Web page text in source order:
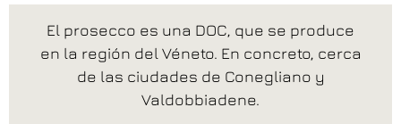
El prosecco es una DOC, que se produce
en la región del Véneto. En concreto, cerca
de las ciudades de Conegliano y
Valdobbiadene.